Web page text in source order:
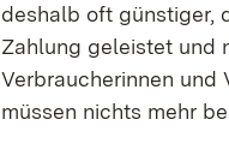
deshalb oft günstiger,
Zahlung geleistet und
Verbraucherinnen und
müssen nichts mehr